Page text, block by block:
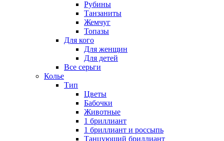
Рубины
Танзаниты
Жемчуг
Топазы
Для кого
Для женщин
Для детей
Все серьги
Колье
Тип
Цветы
Бабочки
Животные
1 бриллиант
1 бриллиант и россыпь
Танцующий бриллиант